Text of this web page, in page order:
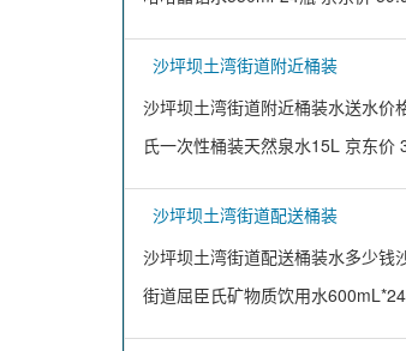
沙坪坝土湾街道附近桶装
沙坪坝土湾街道附近桶装水送水价
氏一次性桶装天然泉水15L 京东价
沙坪坝土湾街道配送桶装
沙坪坝土湾街道配送桶装水多少
街道屈臣氏矿物质饮用水